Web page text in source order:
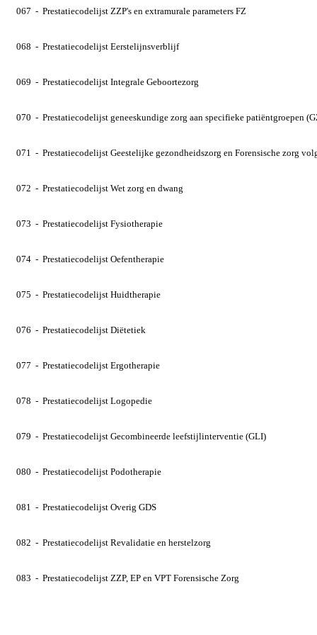
067 - Prestatiecodelijst ZZP's en extramurale parameters FZ
068 - Prestatiecodelijst Eerstelijnsverblijf
069 - Prestatiecodelijst Integrale Geboortezorg
070 - Prestatiecodelijst geneeskundige zorg aan specifieke patiëntgroepen
071 - Prestatiecodelijst Geestelijke gezondheidszorg en Forensische zorg
072 - Prestatiecodelijst Wet zorg en dwang
073 - Prestatiecodelijst Fysiotherapie
074 - Prestatiecodelijst Oefentherapie
075 - Prestatiecodelijst Huidtherapie
076 - Prestatiecodelijst Diëtetiek
077 - Prestatiecodelijst Ergotherapie
078 - Prestatiecodelijst Logopedie
079 - Prestatiecodelijst Gecombineerde leefstijlinterventie (GLI)
080 - Prestatiecodelijst Podotherapie
081 - Prestatiecodelijst Overig GDS
082 - Prestatiecodelijst Revalidatie en herstelzorg
083 - Prestatiecodelijst ZZP, EP en VPT Forensische Zorg